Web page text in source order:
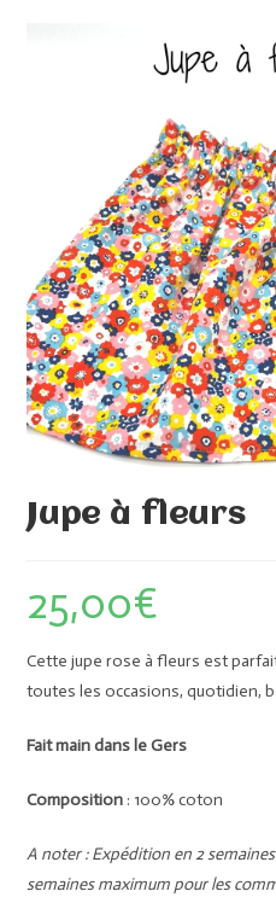
Jupe à fleurs
25,00€
Cette jupe rose à fleurs est
toutes les occasions, quotidien,
Fait main dans le Gers
Composition : 100% coton
A noter : Expédition en 2
semaines maximum pour les